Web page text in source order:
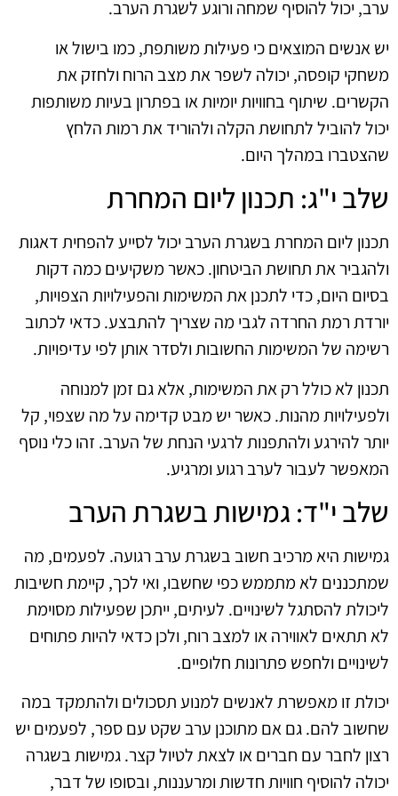
ערב, יכול להוסיף שמחה ורוגע לשגרת הערב.
יש אנשים המוצאים כי פעילות משותפת, כמו בישול או
משחקי קופסה, יכולה לשפר את מצב הרוח ולחזק את
הקשרים. שיתוף בחוויות יומיות או בפתרון בעיות משותפות
יכול להוביל לתחושת הקלה ולהוריד את רמות הלחץ
שהצטברו במהלך היום.
שלב י"ג: תכנון ליום המחרת
תכנון ליום המחרת בשגרת הערב יכול לסייע להפחית דאגות
ולהגביר את תחושת הביטחון. כאשר משקיעים כמה דקות
בסיום היום, כדי לתכנן את המשימות והפעילויות הצפויות,
יורדת רמת החרדה לגבי מה שצריך להתבצע. כדאי לכתוב
רשימה של המשימות החשובות ולסדר אותן לפי עדיפויות.
תכנון לא כולל רק את המשימות, אלא גם זמן למנוחה
ולפעילויות מהנות. כאשר יש מבט קדימה על מה שצפוי, קל
יותר להירגע ולהתפנות לרגעי הנחת של הערב. זהו כלי נוסף
המאפשר לעבור לערב רגוע ומרגיע.
שלב י"ד: גמישות בשגרת הערב
גמישות היא מרכיב חשוב בשגרת ערב רגועה. לפעמים, מה
שמתכננים לא מתממש כפי שחשבו, ואי לכך, קיימת חשיבות
ליכולת להסתגל לשינויים. לעיתים, ייתכן שפעילות מסוימת
לא תתאים לאווירה או למצב רוח, ולכן כדאי להיות פתוחים
לשינויים ולחפש פתרונות חלופיים.
יכולת זו מאפשרת לאנשים למנוע תסכולים ולהתמקד במה
שחשוב להם. גם אם מתוכנן ערב שקט עם ספר, לפעמים יש
רצון לחבר עם חברים או לצאת לטיול קצר. גמישות בשגרה
יכולה להוסיף חוויות חדשות ומרעננות, ובסופו של דבר,